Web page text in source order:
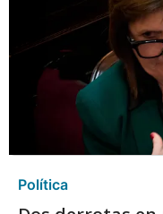
Política